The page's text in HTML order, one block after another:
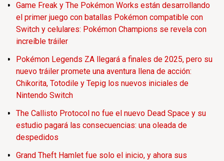
Game Freak y The Pokémon Works están desarrollando
el primer juego con batallas Pokémon compatible con
Switch y celulares: Pokémon Champions se revela con
increíble tráiler
Pokémon Legends ZA llegará a finales de 2025, pero su
nuevo tráiler promete una aventura llena de acción:
Chikorita, Totodile y Tepig los nuevos iniciales de
Nintendo Switch
The Callisto Protocol no fue el nuevo Dead Space y su
estudio pagará las consecuencias: una oleada de
despedidos
Grand Theft Hamlet fue solo el inicio, y ahora sus